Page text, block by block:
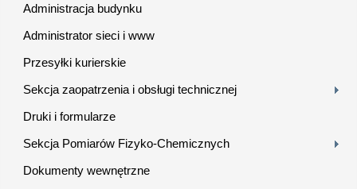
Administracja budynku
Administrator sieci i www
Przesyłki kurierskie
Sekcja zaopatrzenia i obsługi technicznej
Druki i formularze
Sekcja Pomiarów Fizyko-Chemicznych
Dokumenty wewnętrzne